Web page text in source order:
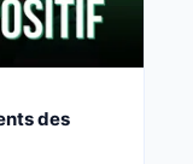
des